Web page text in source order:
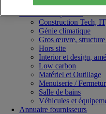
Batiradio
Articles & expertises
Construction Tech,
Génie climatique
Gros œuvre,
Hors site
Interior et design,
Low carbon
Matériel et Outillage
Menuiserie /
Salle de bains
Véhicules et
Annuaire fournisseurs